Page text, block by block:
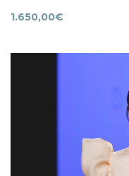
1.650,00€